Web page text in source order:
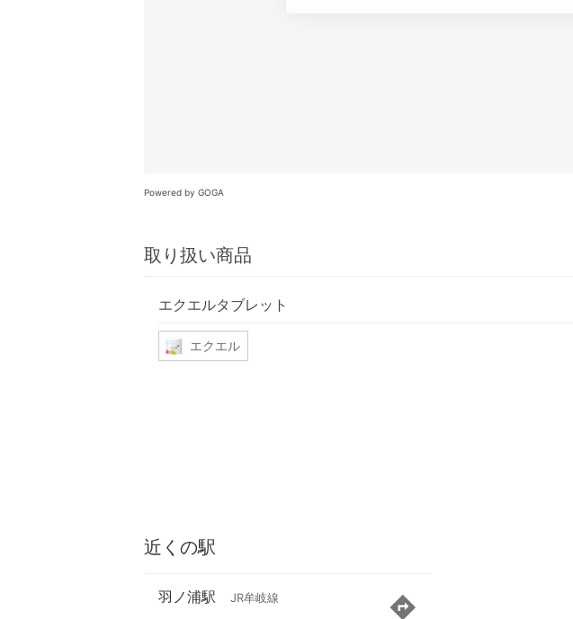
Powered by GOGA
取り扱い商品
エクエルタブレット
エクエル
近くの駅
羽ノ浦駅 JR牟岐線